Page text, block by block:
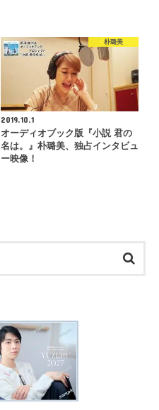
朴璐美
2019.10.1
オーディオブック版『小説 君の
名は。』朴璐美、独占インタビュ
ー映像！